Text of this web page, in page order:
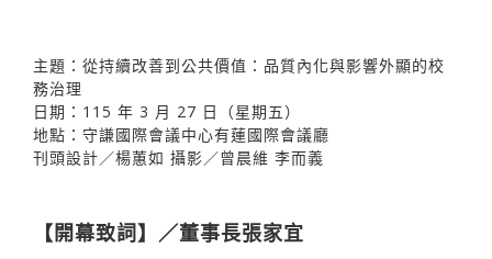
主題：從持續改善到公共價值：品質內化與影響外顯的校
務治理
日期：115 年 3 月 27 日（星期五）
地點：守謙國際會議中心有蓮國際會議廳
刊頭設計／楊蕙如 攝影／曾晨維 李而義
【開幕致詞】／董事長張家宜